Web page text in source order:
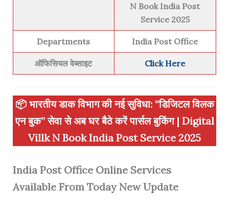
N Book India Post
Service 2025
Departments India Post Office
ऑफिसियल वेब्साइट Click Here
📦 भारतीय डाक विभाग की नई सुविधा: “डिजिटल विलक
एन बुक” सेवा से अब घर बैठे करें पार्सल बुकिंग | Digital
Villk N Book India Post Service 2025
India Post Office Online Services
Available From Today New Update